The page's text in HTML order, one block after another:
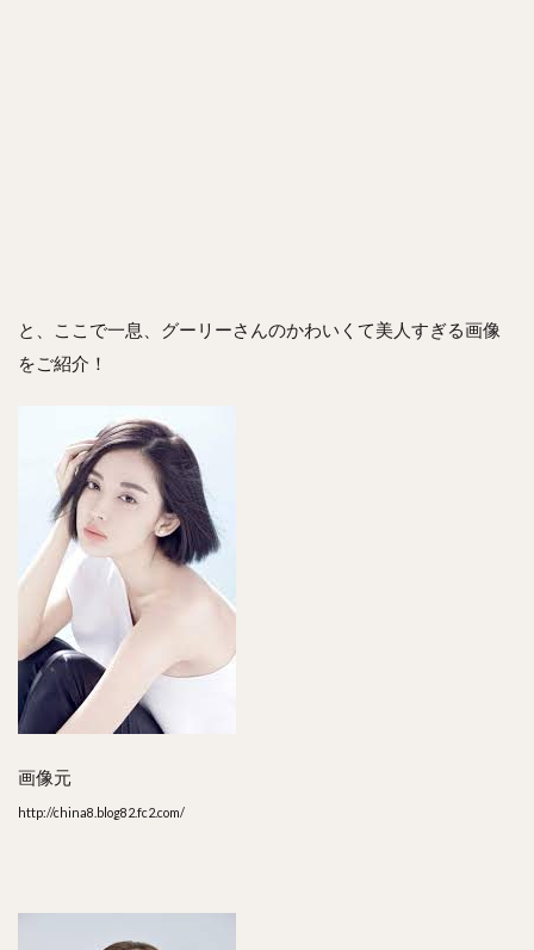
と、ここで一息、グーリーさんのかわいくて美人すぎる画像
をご紹介！
画像元
http://china8.blog82.fc2.com/